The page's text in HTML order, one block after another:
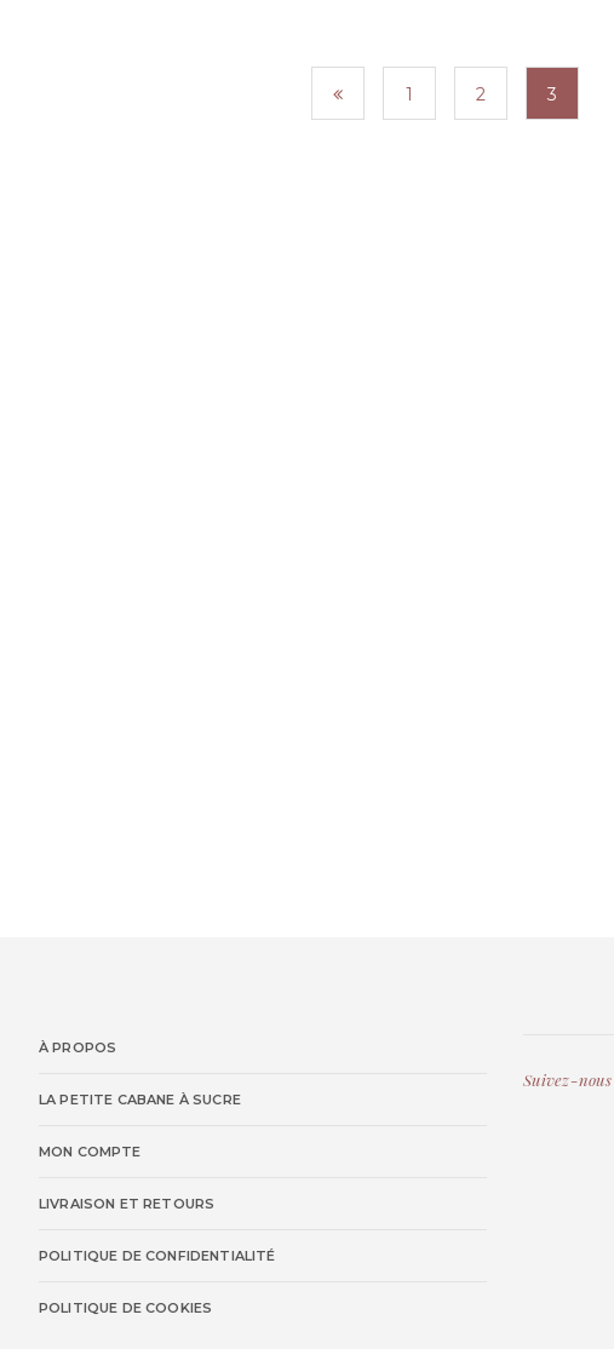
1 2 3
À PROPOS
LA PETITE CABANE À SUCRE
MON COMPTE
LIVRAISON ET RETOURS
POLITIQUE DE CONFIDENTIALITÉ
POLITIQUE DE COOKIES
Suivez-